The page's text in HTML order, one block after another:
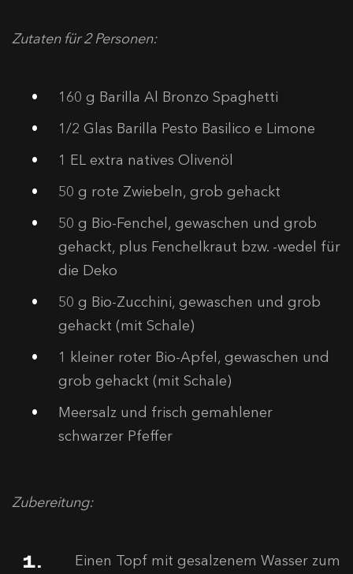
Zutaten für 2 Personen:
160 g Barilla Al Bronzo Spaghetti
1/2 Glas Barilla Pesto Basilico e Limone
1 EL extra natives Olivenöl
50 g rote Zwiebeln, grob gehackt
50 g Bio-Fenchel, gewaschen und grob
gehackt, plus Fenchelkraut bzw. -wedel für
die Deko
50 g Bio-Zucchini, gewaschen und grob
gehackt (mit Schale)
1 kleiner roter Bio-Apfel, gewaschen und
grob gehackt (mit Schale)
Meersalz und frisch gemahlener
schwarzer Pfeffer
Zubereitung:
Einen Topf mit gesalzenem Wasser zum